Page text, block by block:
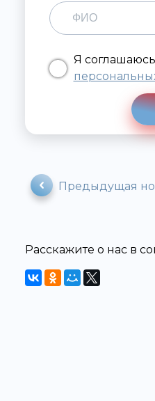
Я
Предыдущая
Расскажите о нас в